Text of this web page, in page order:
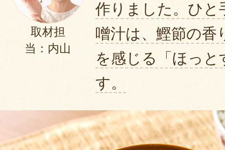
取材担
当：内山
作りました。ひと
噌汁は、鰹節の香
を感じる「ほっ
す。